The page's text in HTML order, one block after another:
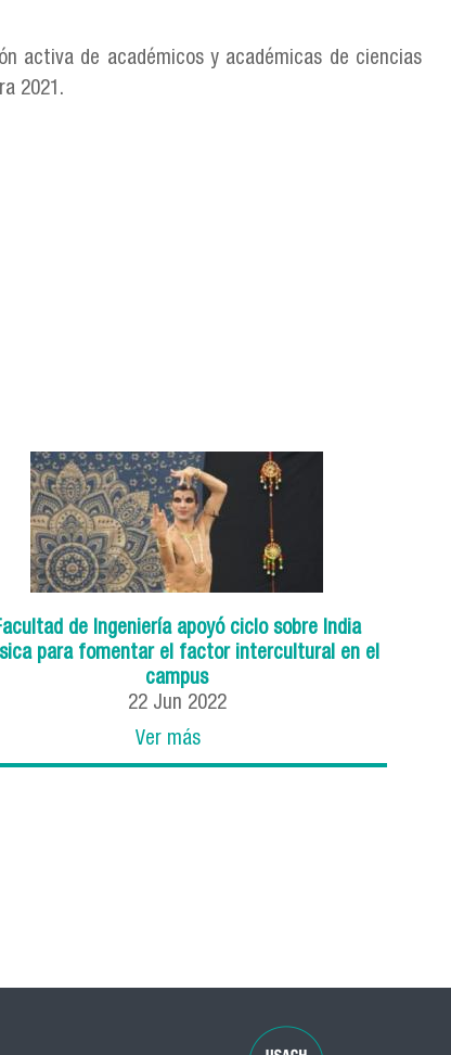
activa de académicos y académicas de ciencias
2021.
de Ingeniería apoyó ciclo sobre India
para fomentar el factor intercultural en el
campus
22 Jun 2022
Ver más